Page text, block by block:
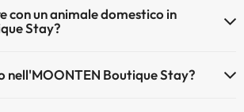
con un animale domestico in
Stay?
nell'MOONTEN Boutique Stay?